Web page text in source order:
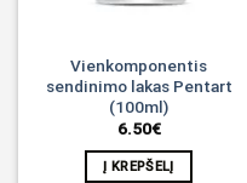
Vienkomponentis
sendinimo lakas Pentart
(100ml)
6.50€
Į KREPŠELĮ